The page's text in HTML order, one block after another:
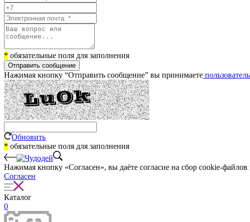
* обязательные поля для заполнения
Отправить сообщение
Нажимая кнопку “Отправить сообщение” вы принимаете
Обновить
* обязательные поля для заполнения
Нажимая кнопку «Согласен», вы даёте cогласие на сбор cookie-файлов
Согласен
Каталог
0